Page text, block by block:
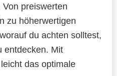
preiswerten
zu höherwertigen
du achten solltest,
entdecken. Mit
das optimale